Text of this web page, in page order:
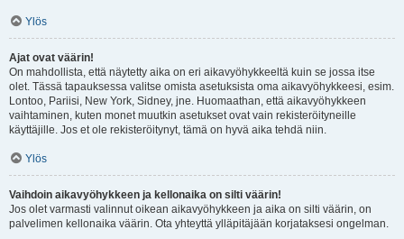
Ylös
Ajat ovat väärin!
On mahdollista, että näytetty aika on eri aikavyöhykkeeltä kuin se jossa itse
olet. Tässä tapauksessa valitse omista asetuksista oma aikavyöhykkeesi, esim.
Lontoo, Pariisi, New York, Sidney, jne. Huomaathan, että aikavyöhykkeen
vaihtaminen, kuten monet muutkin asetukset ovat vain rekisteröityneille
käyttäjille. Jos et ole rekisteröitynyt, tämä on hyvä aika tehdä niin.
Ylös
Vaihdoin aikavyöhykkeen ja kellonaika on silti väärin!
Jos olet varmasti valinnut oikean aikavyöhykkeen ja aika on silti väärin, on
palvelimen kellonaika väärin. Ota yhteyttä ylläpitäjään korjataksesi ongelman.